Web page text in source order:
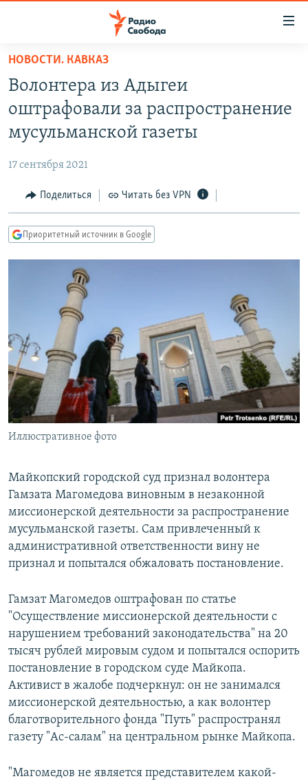
упрощенного
доступа
основному
Вернутся
Вернутся
ПОДКАСТЫ
АВТОРСКИЕ ПРОЕКТЫ
МНЕНИЯ
КУЛЬТУРА
КАВКАЗ.РЕАЛИИ
СЕВЕР.РЕАЛИИ
СИБИРЬ.РЕАЛИИ
РАСПИСАНИЕ ВЕЩАНИЯ
ПОДПИШИТЕСЬ НА РАССЫЛКУ
СОЦИАЛЬНЫЕ СЕТИ
Все сайты РСЕ/РС
НОВОСТИ. КАВКАЗ
Волонтера из Адыгеи
оштрафовали за распространение
мусульманской газеты
17 сентября 2021
Поделиться Читать без VPN
Приоритетный источник в Google
Иллюстративное фото
Майкопский городской суд признал волонтера
Гамзата Магомедова виновным в незаконной
миссионерской деятельности за распространение
мусульманской газеты. Сам привлеченный к
административной ответственности вину не
признал и попытался обжаловать постановление.
Гамзат Магомедов оштрафован по статье
"Осуществление миссионерской деятельности с
нарушением требований законодательства" на 20
тысяч рублей мировым судом и попытался оспорить
постановление в городском суде Майкопа.
Активист в жалобе подчеркнул: он не занимался
миссионерской деятельностью, а как волонтер
благотворительного фонда "Путь" распространял
газету "Ас-салам" на центральном рынке Майкопа.
"Магомедов не является представителем какой-